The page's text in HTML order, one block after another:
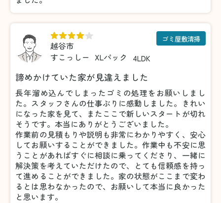
越谷市
すこっしー
XLパック 4LDK
ゴミ屋敷清掃
諦めかけていた家が見違えました
長年溜め込んでしまったゴミの処理をお願いしまし
た。スタッフさんの仕事ぶりに感動しました。きれい
になった家を見て、またここで新しいスタートが切れ
そうです。本当にありがとうございました。
作業前の見積もりや説明も非常にわかりやすく、安心
してお願いすることができました。作業中も不安に思
うことがあればすぐに相談に乗ってくださり、一緒に
解決策を考えていただけたので、とても信頼感を持っ
て進めることができました。家の状態がここまで変わ
るとは思わなかったので、お願いして本当に良かった
と思います。